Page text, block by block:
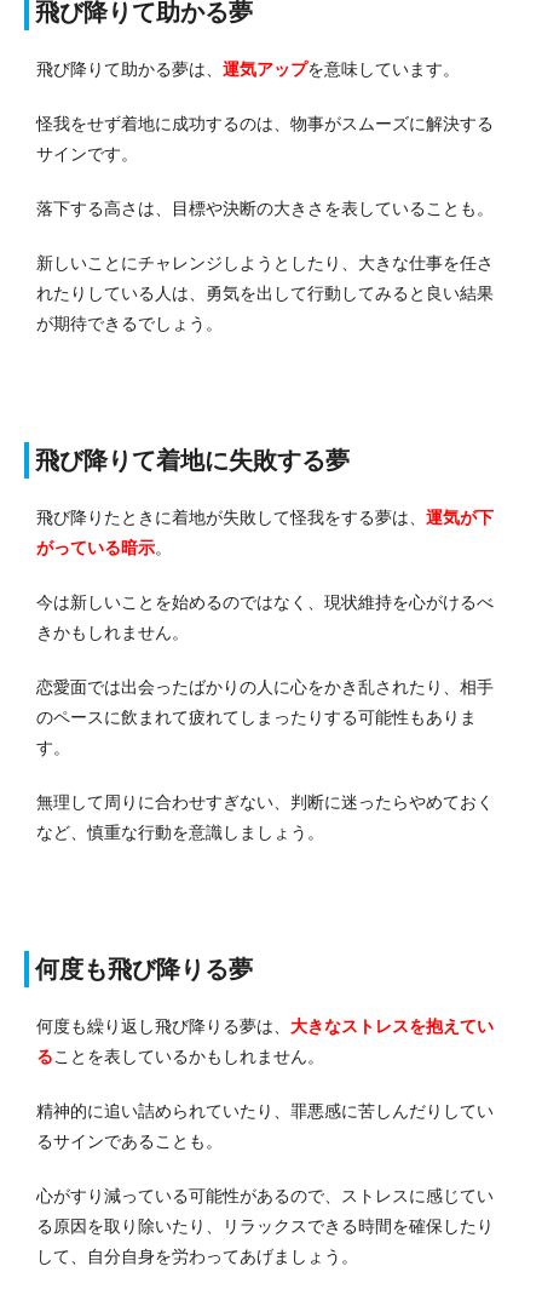
飛び降りて助かる夢
飛び降りて助かる夢は、 運気アップを意味しています。
怪我をせず着地に成功するのは、物事がスムーズに解決する
サインです。
落下する高さは、目標や決断の大きさを表していることも。
新しいことにチャレンジしようとしたり、大きな仕事を任さ
れたりしている人は、勇気を出して行動してみると良い結果
が期待できるでしょう。
飛び降りて着地に失敗する夢
飛び降りたときに着地が失敗して怪我をする夢は、 運気が下
がっている暗示。
今は新しいことを始めるのではなく、現状維持を心がけるべ
きかもしれません。
恋愛面では出会ったばかりの人に心をかき乱されたり、相手
のペースに飲まれて疲れてしまったりする可能性もありま
す。
無理して周りに合わせすぎない、判断に迷ったらやめておく
など、慎重な行動を意識しましょう。
何度も飛び降りる夢
何度も繰り返し飛び降りる夢は、 大きなストレスを抱えてい
ることを表しているかもしれません。
精神的に追い詰められていたり、罪悪感に苦しんだりしてい
るサインであることも。
心がすり減っている可能性があるので、ストレスに感じてい
る原因を取り除いたり、リラックスできる時間を確保したり
して、自分自身を労わってあげましょう。